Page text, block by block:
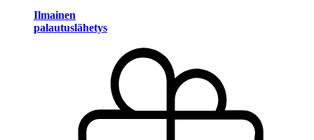
Ilmainen
palautuslähetys